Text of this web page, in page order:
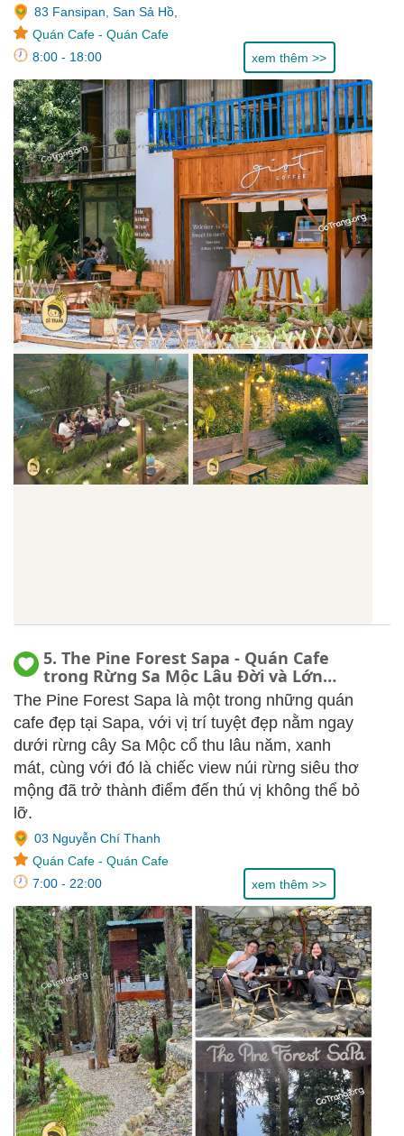
83 Fansipan, San Sả Hồ,
Quán Cafe - Quán Cafe
8:00 - 18:00
xem thêm >>
5. The Pine Forest Sapa - Quán Cafe
trong Rừng Sa Mộc Lâu Đời và Lớn
Nhất Sapa
The Pine Forest Sapa là một trong những quán
cafe đẹp tại Sapa, với vị trí tuyệt đẹp nằm ngay
dưới rừng cây Sa Mộc cổ thu lâu năm, xanh
mát, cùng với đó là chiếc view núi rừng siêu thơ
mộng đã trở thành điểm đến thú vị không thể bỏ
lỡ.
03 Nguyễn Chí Thanh
Quán Cafe - Quán Cafe
7:00 - 22:00
xem thêm >>